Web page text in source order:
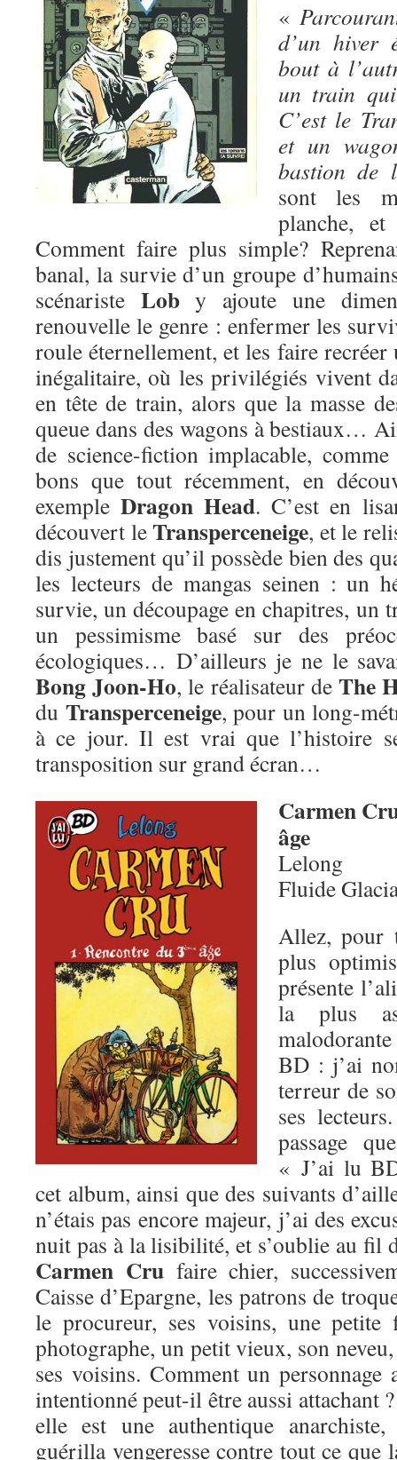
«
d’un hiver
bout à
un train
C’est le
et un
bastion de
sont les
planche,
Comment faire plus simple?
banal, la survie d’un groupe
scénariste Loby ajoute une
renouvelle le genre : enfermer les
roule éternellement, et les faire recréer
inégalitaire, où les privilégiés vivent
en tête de train, alors que la masse
queue dans des wagons à bestiaux…
de science-fiction implacable,
bons que tout récemment, en
exempleDragon Head. C’est en
découvert leTransperceneige, et le
dis justement qu’il possède bien des
les lecteurs de mangas seinen : un
survie, un découpage en chapitres, un
un pessimisme basé sur des
écologiques… D’ailleurs je ne le
Bong Joon-Ho, le réalisateur deThe
du Transperceneige, pour un long-
à ce jour. Il est vrai que l’histoire
transposition sur grand écran…
Carmen
âge
Lelong
Fluide
Allez, pour
plus
présente
la plus
BD : j’ai
terreur de
ses
passage
« J’ai lu
cet album, ainsi que des suivants
n’étais pas encore majeur, j’ai des
nuit pas à la lisibilité, et s’oublie au fil
Carmen Crufaire chier,
Caisse d’Epargne, les patrons de
le procureur, ses voisins, une
photographe, un petit vieux, son
ses voisins. Comment un personnage
intentionné peut-il être aussi attachant
elle est une authentique
guérilla vengeresse contre tout ce que